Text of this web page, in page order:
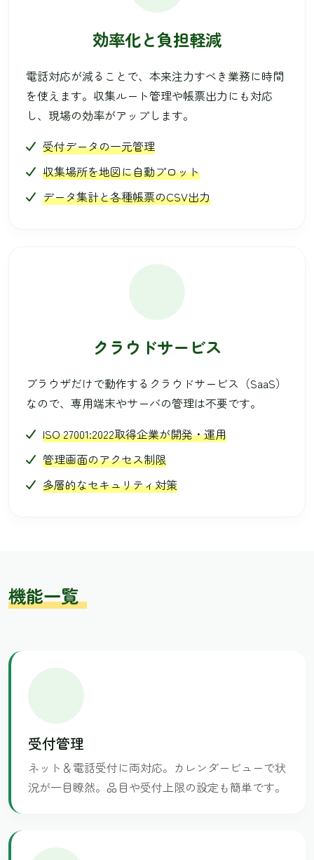
効率化と負担軽減
電話対応が減ることで、本来注力すべき業務に時間
を使えます。収集ルート管理や帳票出力にも対応
し、現場の効率がアップします。
受付データの一元管理
収集場所を地図に自動プロット
データ集計と各種帳票のCSV出力
クラウドサービス
ブラウザだけで動作するクラウドサービス（SaaS）
なので、専用端末やサーバの管理は不要です。
ISO 27001:2022取得企業が開発・運用
管理画面のアクセス制限
多層的なセキュリティ対策
機能一覧
受付管理
ネット＆電話受付に両対応。カレンダービューで状
況が一目瞭然。品目や受付上限の設定も簡単です。